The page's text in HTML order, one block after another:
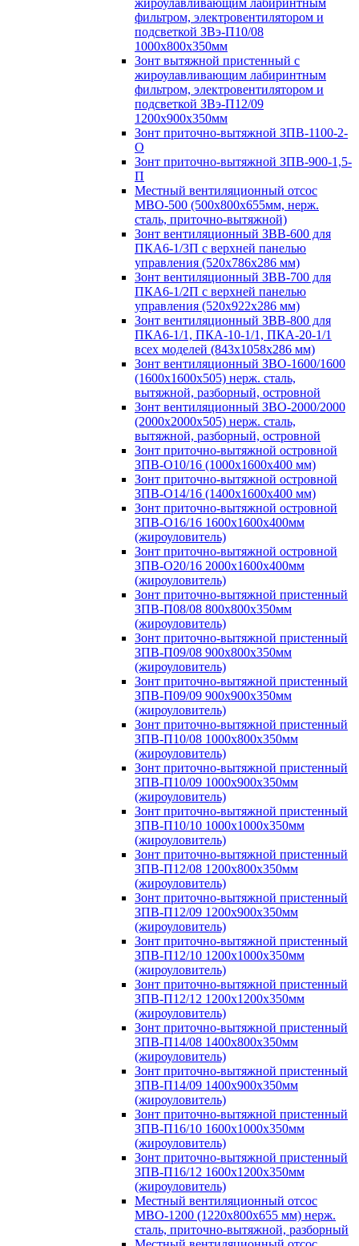
жироулавливающим лабиринтным
фильтром, электровентилятором и
подсветкой ЗВэ-П10/08
1000х800х350мм
Зонт вытяжной пристенный с
жироулавливающим лабиринтным
фильтром, электровентилятором и
подсветкой ЗВэ-П12/09
1200х900х350мм
Зонт приточно-вытяжной ЗПВ-1100-2-
О
Зонт приточно-вытяжной ЗПВ-900-1,5-
П
Местный вентиляционный отсос
МВО-500 (500х800х655мм, нерж.
сталь, приточно-вытяжной)
Зонт вентиляционный ЗВВ-600 для
ПКА6-1/3П с верхней панелью
управления (520х786х286 мм)
Зонт вентиляционный ЗВВ-700 для
ПКА6-1/2П с верхней панелью
управления (520х922х286 мм)
Зонт вентиляционный ЗВВ-800 для
ПКА6-1/1, ПКА-10-1/1, ПКА-20-1/1
всех моделей (843х1058х286 мм)
Зонт вентиляционный ЗВО-1600/1600
(1600х1600х505) нерж. сталь,
вытяжной, разборный, островной
Зонт вентиляционный ЗВО-2000/2000
(2000х2000х505) нерж. сталь,
вытяжной, разборный, островной
Зонт приточно-вытяжной островной
ЗПВ-О10/16 (1000х1600х400 мм)
Зонт приточно-вытяжной островной
ЗПВ-О14/16 (1400х1600х400 мм)
Зонт приточно-вытяжной островной
ЗПВ-О16/16 1600х1600х400мм
(жироуловитель)
Зонт приточно-вытяжной островной
ЗПВ-О20/16 2000х1600х400мм
(жироуловитель)
Зонт приточно-вытяжной пристенный
ЗПВ-П08/08 800х800х350мм
(жироуловитель)
Зонт приточно-вытяжной пристенный
ЗПВ-П09/08 900х800х350мм
(жироуловитель)
Зонт приточно-вытяжной пристенный
ЗПВ-П09/09 900х900х350мм
(жироуловитель)
Зонт приточно-вытяжной пристенный
ЗПВ-П10/08 1000х800х350мм
(жироуловитель)
Зонт приточно-вытяжной пристенный
ЗПВ-П10/09 1000х900х350мм
(жироуловитель)
Зонт приточно-вытяжной пристенный
ЗПВ-П10/10 1000х1000х350мм
(жироуловитель)
Зонт приточно-вытяжной пристенный
ЗПВ-П12/08 1200х800х350мм
(жироуловитель)
Зонт приточно-вытяжной пристенный
ЗПВ-П12/09 1200х900х350мм
(жироуловитель)
Зонт приточно-вытяжной пристенный
ЗПВ-П12/10 1200х1000х350мм
(жироуловитель)
Зонт приточно-вытяжной пристенный
ЗПВ-П12/12 1200х1200х350мм
(жироуловитель)
Зонт приточно-вытяжной пристенный
ЗПВ-П14/08 1400х800х350мм
(жироуловитель)
Зонт приточно-вытяжной пристенный
ЗПВ-П14/09 1400х900х350мм
(жироуловитель)
Зонт приточно-вытяжной пристенный
ЗПВ-П16/10 1600х1000х350мм
(жироуловитель)
Зонт приточно-вытяжной пристенный
ЗПВ-П16/12 1600х1200х350мм
(жироуловитель)
Местный вентиляционный отсос
МВО-1200 (1220х800х655 мм) нерж.
сталь, приточно-вытяжной, разборный